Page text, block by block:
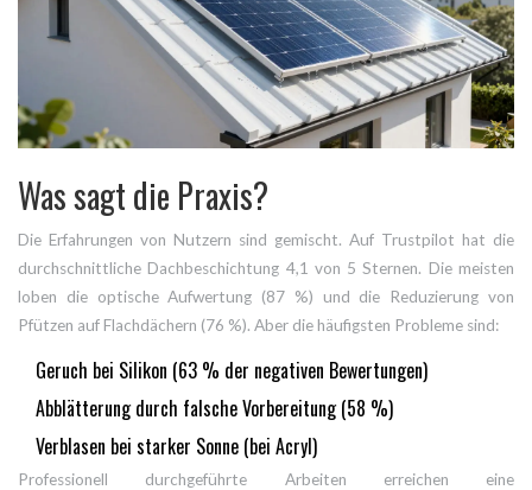
Was sagt die Praxis?
Die Erfahrungen von Nutzern sind gemischt. Auf Trustpilot hat die
durchschnittliche Dachbeschichtung 4,1 von 5 Sternen. Die meisten
loben die optische Aufwertung (87 %) und die Reduzierung von
Pfützen auf Flachdächern (76 %). Aber die häufigsten Probleme sind:
Geruch bei Silikon (63 % der negativen Bewertungen)
Abblätterung durch falsche Vorbereitung (58 %)
Verblasen bei starker Sonne (bei Acryl)
Professionell durchgeführte Arbeiten erreichen eine